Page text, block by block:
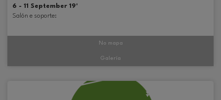
6 - 11 September 19'
Salón e soporte:
No mapa
Galería